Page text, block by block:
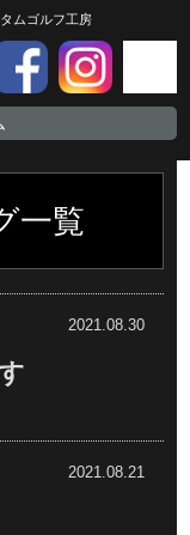
ムゴルフ工房
一覧
2021.08.30
2021.08.21